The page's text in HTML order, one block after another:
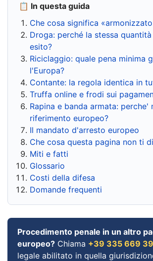
📋 In questa guida
Che cosa significa
Droga: perché la stessa
esito?
Riciclaggio: quale pena minima
l'Europa?
Contante: la regola identica in
Truffa online e frodi sui
Rapina e banda armata: perche'
riferimento europeo?
Il mandato d'arresto europeo
Che cosa questa pagina non ti
Miti e fatti
Glossario
Costi della difesa
Domande frequenti
Procedimento penale in un altro
europeo? Chiama +39 335 669
legale abilitato in quella